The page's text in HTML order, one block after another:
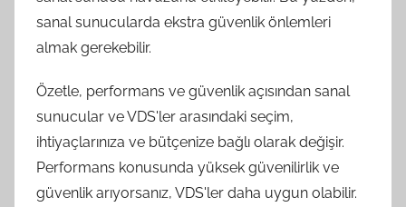
sanal sunucularda ekstra güvenlik önlemleri
almak gerekebilir.
Özetle, performans ve güvenlik açısından sanal
sunucular ve VDS'ler arasındaki seçim,
ihtiyaçlarınıza ve bütçenize bağlı olarak değişir.
Performans konusunda yüksek güvenilirlik ve
güvenlik arıyorsanız, VDS'ler daha uygun olabilir.